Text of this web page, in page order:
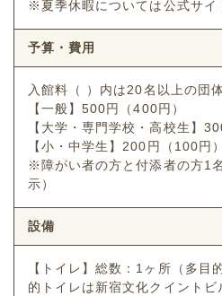
※夏季休暇については公式サイ
予算・費用
入館料（ ）内は20名以上の団
【一般】500円（400円）
【大学・専門学校・高校生】
【小・中学生】200円（100円）
※障がい者の方と付添者の方1
示）
設備
【トイレ】総数：1ヶ所（多目
的トイレは新宿文化クイントビ